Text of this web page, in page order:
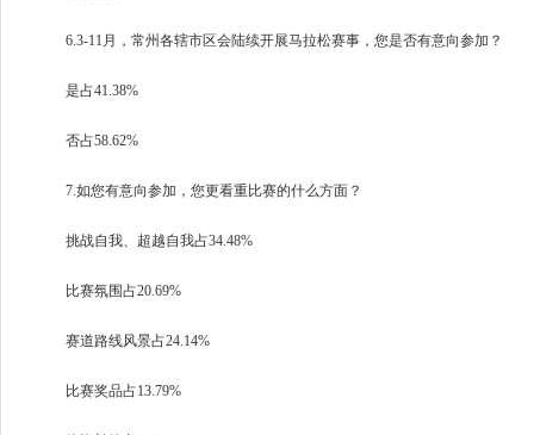
6.3-11月，常州各辖市区会陆续开展马拉松赛事，您是否有意向参加？
是占41.38%
否占58.62%
7.如您有意向参加，您更看重比赛的什么方面？
挑战自我、超越自我占34.48%
比赛氛围占20.69%
赛道路线风景占24.14%
比赛奖品占13.79%